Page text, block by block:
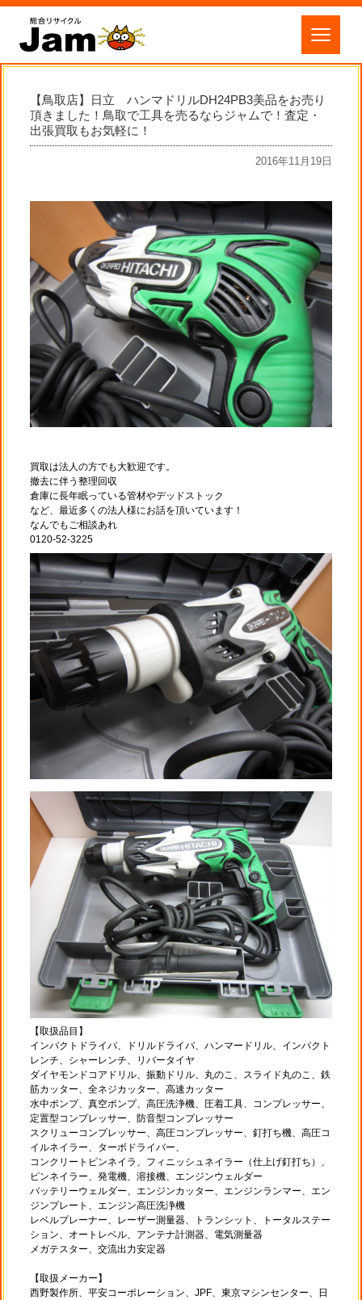
【鳥取店】日立 ハンマドリルDH24PB3美品をお売り
頂きました！鳥取で工具を売るならジャムで！査定・
出張買取もお気軽に！
2016年11月19日
買取は法人の方でも大歓迎です。
撤去に伴う整理回収
倉庫に長年眠っている管材やデッドストック
など、最近多くの法人様にお話を頂いています！
なんでもご相談あれ
0120-52-3225
【取扱品目】
インパクトドライバ、ドリルドライバ、ハンマードリル、インパクト
レンチ、シャーレンチ、リバータイヤ
ダイヤモンドコアドリル、振動ドリル、丸のこ、スライド丸のこ、鉄
筋カッター、全ネジカッター、高速カッター
水中ポンプ、真空ポンプ、高圧洗浄機、圧着工具、コンプレッサー、
定置型コンプレッサー、防音型コンプレッサー
スクリューコンプレッサー、高圧コンプレッサー、釘打ち機、高圧コ
イルネイラー、ターボドライバー、
コンクリートピンネイラ、フィニッシュネイラー（仕上げ釘打ち）、
ピンネイラー、発電機、溶接機、エンジンウェルダー
バッテリーウェルダー、エンジンカッター、エンジンランマー、エン
ジンプレート、エンジン高圧洗浄機
レベルプレーナー、レーザー測量器、トランシット、トータルステー
ション、オートレベル、アンテナ計測器、電気測量器
メガテスター、交流出力安定器
【取扱メーカー】
西野製作所、平安コーポレーション、JPF、東京マシンセンター、日